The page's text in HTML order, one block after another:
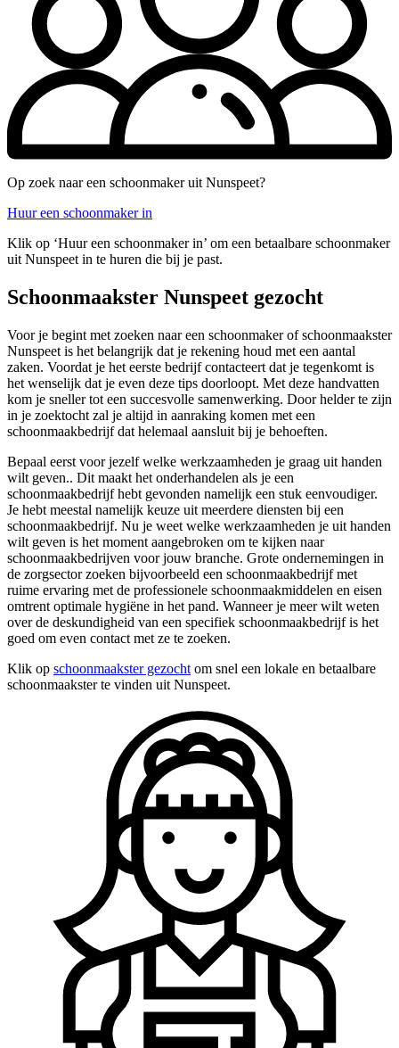
Op zoek naar een schoonmaker uit Nunspeet?
Huur een schoonmaker in
Klik op ‘Huur een schoonmaker in’ om een betaalbare schoonmaker
uit Nunspeet in te huren die bij je past.
Schoonmaakster Nunspeet gezocht
Voor je begint met zoeken naar een schoonmaker of schoonmaakster
Nunspeet is het belangrijk dat je rekening houd met een aantal
zaken. Voordat je het eerste bedrijf contacteert dat je tegenkomt is
het wenselijk dat je even deze tips doorloopt. Met deze handvatten
kom je sneller tot een succesvolle samenwerking. Door helder te zijn
in je zoektocht zal je altijd in aanraking komen met een
schoonmaakbedrijf dat helemaal aansluit bij je behoeften.
Bepaal eerst voor jezelf welke werkzaamheden je graag uit handen
wilt geven.. Dit maakt het onderhandelen als je een
schoonmaakbedrijf hebt gevonden namelijk een stuk eenvoudiger.
Je hebt meestal namelijk keuze uit meerdere diensten bij een
schoonmaakbedrijf. Nu je weet welke werkzaamheden je uit handen
wilt geven is het moment aangebroken om te kijken naar
schoonmaakbedrijven voor jouw branche. Grote ondernemingen in
de zorgsector zoeken bijvoorbeeld een schoonmaakbedrijf met
ruime ervaring met de professionele schoonmaakmiddelen en eisen
omtrent optimale hygiëne in het pand. Wanneer je meer wilt weten
over de deskundigheid van een specifiek schoonmaakbedrijf is het
goed om even contact met ze te zoeken.
Klik op schoonmaakster gezocht om snel een lokale en betaalbare
schoonmaakster te vinden uit Nunspeet.